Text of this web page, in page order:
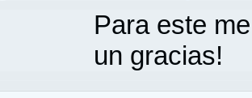
Para este
un gracias!